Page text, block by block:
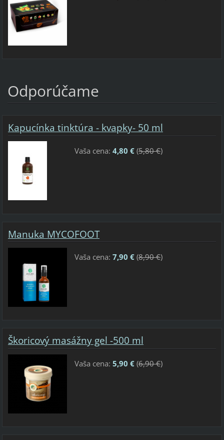
Odporúčame
Kapucínka tinktúra - kvapky- 50 ml
Vaša cena: 4,80 €(5,80 €)
Manuka MYCOFOOT
Vaša cena: 7,90 €(8,90 €)
Škoricový masážny gel -500 ml
Vaša cena: 5,90 €(6,90 €)